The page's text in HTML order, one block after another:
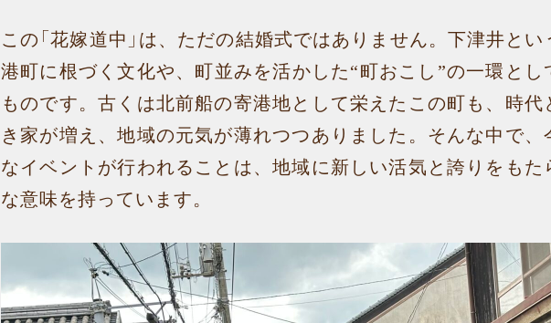
この「花嫁道中」は、ただの結婚式ではありません。下津井とい
港町に根づく文化や、町並みを活かした“町おこし”の一環とし
ものです。古くは北前船の寄港地として栄えたこの町も、時代
き家が増え、地域の元気が薄れつつありました。そんな中で、
なイベントが行われることは、地域に新しい活気と誇りをもた
な意味を持っています。